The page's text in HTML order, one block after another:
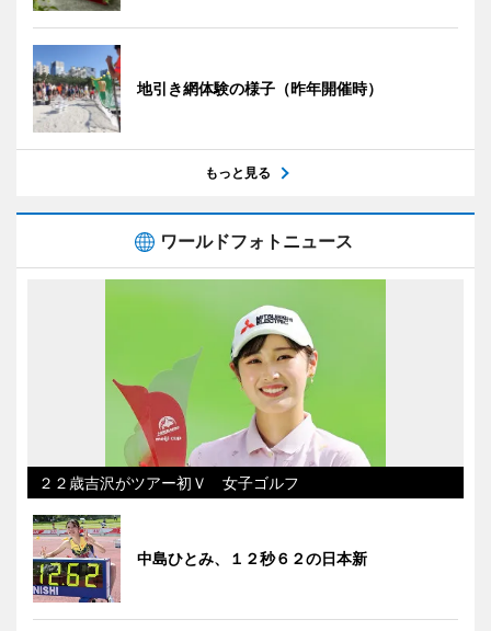
地引き網体験の様子（昨年開催時）
もっと見る
ワールドフォトニュース
２２歳吉沢がツアー初Ｖ 女子ゴルフ
中島ひとみ、１２秒６２の日本新